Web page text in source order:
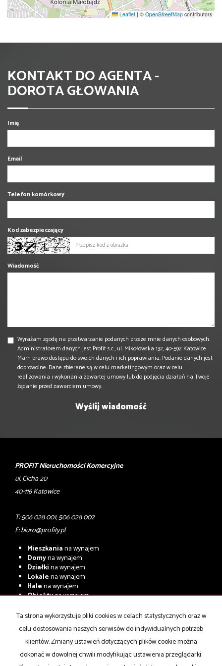
Leaflet | © OpenStreetMap contributors
KONTAKT DO AGENTA -
DOROTA GŁOWANIA
Imię
Email
Telefon komórkowy
Kod zabezpieczający
Wiadomość
Wyrażam zgodę na przetwarzanie podanych przeze mnie danych osobowych.
Administratorem danych jest Profit s.c., ul. Mikołowska 132, 40-592 Katowice.
Mam prawo dostępu do swoich danych i ich poprawiania. Podanie danych jest
dobrowolne. Dane zbierane są w celu marketingowym oraz w celu
realizowania i wykonania zawartej umowy lub do podjęcia działań na Twoje
żądanie przed zawarciem umowy.
PROFIT Nieruchomości Komercyjne
ul. Cicha 20
40-116 Katowice
T: 506 028 001, 506 028 002
E:biuro@profity.pl
Mieszkaniana wynajem
Domyna wynajem
Działkina wynajem
Lokalena wynajem
Halena wynajem
Obiektyna wynajem
Mieszkaniana sprzedaż
Domyna sprzedaż
Działkina sprzedaż
Lokalena sprzedaż
Hale na sprzedaż
Obiektyna sprzedaż
Ta strona wykorzystuje pliki cookies w celach statystycznych oraz w
celu dostosowania naszych serwisów do indywidualnych potrzeb
klientów. Zmiany ustawień dotyczących plików cookie można
dokonać w dowolnej chwili modyfikując ustawienia przeglądarki.